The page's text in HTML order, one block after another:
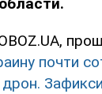
почти